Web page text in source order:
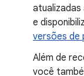
atualizadas
e
versões de
Além de
você